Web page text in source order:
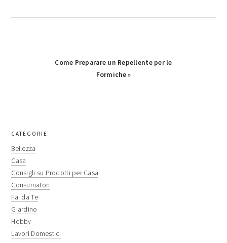
Next
Come Preparare un Repellente per le
Formiche »
primary
sidebar
CATEGORIE
Bellezza
Casa
Consigli su Prodotti per Casa
Consumatori
Fai da Te
Giardino
Hobby
Lavori Domestici